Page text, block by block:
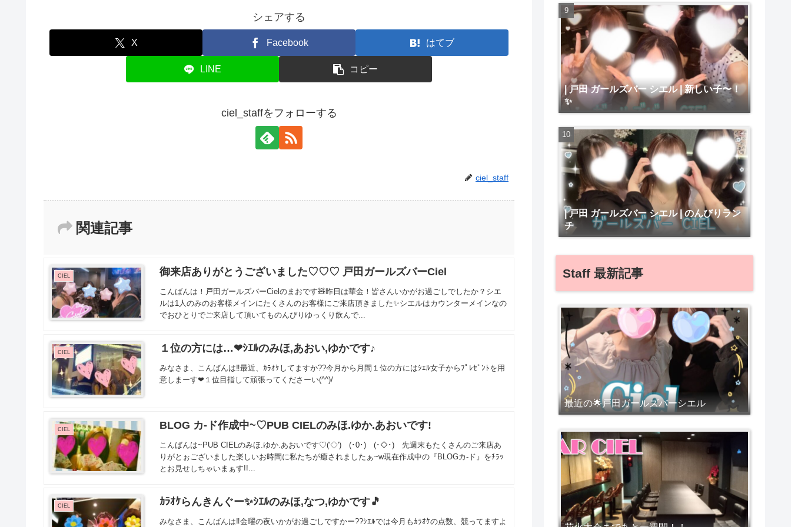
シェアする
X Facebook はてブ
LINE コピー
ciel_staffをフォローする
ciel_staff
関連記事
CIEL 御来店ありがとうございました♡♡♡ 戸田ガールズバーCiel
こんばんは！戸田ガールズバーCielのまおです🧸昨日は華金！皆さんいかがお過ごしでしたか？シエ
ルは1人のみのお客様メインにたくさんのお客様にご来店頂きました✨️シエルはカウンターメインなの
でおひとりでご来店して頂いてものんびりゆっくり飲んで...
CIEL １位の方には…❤ｼｴﾙのみほ,あおい,ゆかです♪
みなさま、こんばんは‼最近、ｶﾗｵｹしてますか??今月から月間１位の方にはｼｴﾙ女子からﾌﾟﾚｾﾞﾝﾄを用
意しまーす❤１位目指して頑張ってくださーい(^^)/
CIEL BLOG カ-ド作成中~♡PUB CIELのみほ.ゆか.あおいです!
こんばんは~PUB CIELのみほ.ゆか.あおいです♡('◇')ゞ(･0･)ゞ(･◇･)ゞ先週末もたくさんのご来店あ
りがとぉございました楽しいお時間に私たちが癒されましたぁ~w現在作成中の『BLOGカ-ド』をﾁﾗｯ
とお見せしちゃいまぁす!!...
CIEL ｶﾗｵｹらんきんぐー✨ｼｴﾙのみほ,なつ,ゆかです🎵
みなさま、こんばんは‼金曜の夜いかがお過ごしですかー??ｼｴﾙでは今月もｶﾗｵｹの点数、競ってますよ
| 戸田 ガールズバー シエル | 新しい子〜！
✨
| 戸田 ガールズバー シエル | のんびりラン
チ
Staff 最新記事
最近の🌟戸田ガールズバーシエル